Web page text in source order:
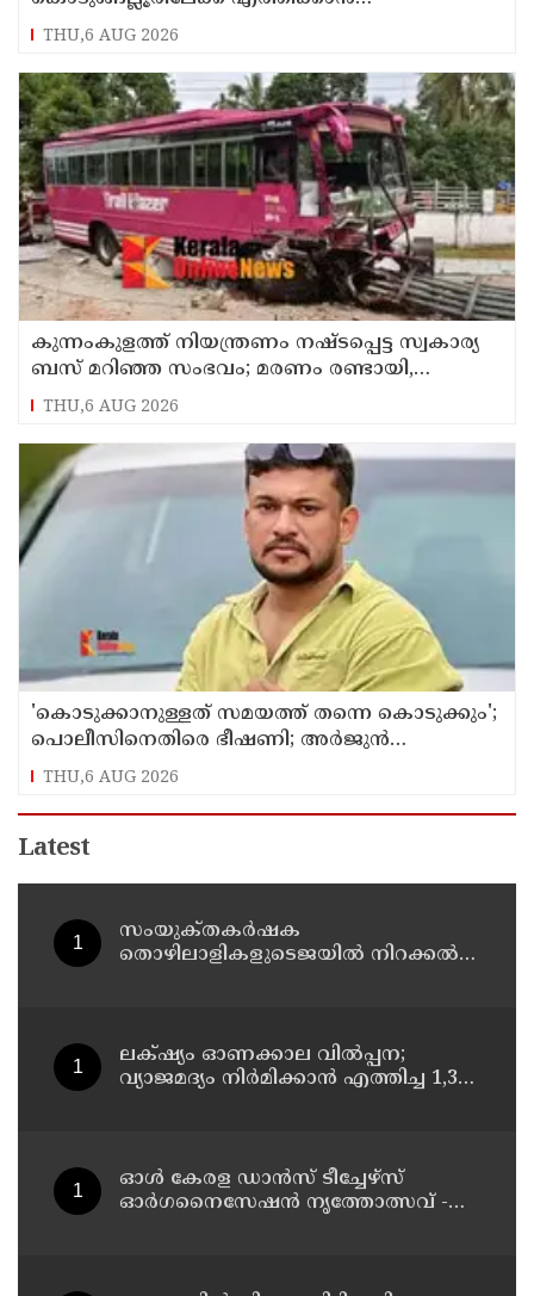
പദ്ധതിയിട്ടുവെന്ന് എക്സൈസ് ഡെപ്യൂട്ടി
കമ്മിഷണർ
THU,6 AUG 2026
കുന്നംകുളത്ത് നിയന്ത്രണം നഷ്ടപ്പെട്ട സ്വകാര്യ
ബസ് മറിഞ്ഞ സംഭവം; മരണം രണ്ടായി,
എട്ടുപേർക്ക് പരിക്ക്
THU,6 AUG 2026
'കൊടുക്കാനുള്ളത് സമയത്ത് തന്നെ കൊടുക്കും';
പൊലീസിനെതിരെ ഭീഷണി; അർജുൻ
ആയങ്കിക്കെതിരെ കേസെടുത്തു
THU,6 AUG 2026
Latest
സംയുക്‌തകർഷക
തൊഴിലാളികളുടെജയിൽ നിറക്കൽ
ലക്‌ഷ്യം ഓണക്കാല വിൽപ്പന;
വ്യാജമദ്യം നിർമിക്കാൻ എത്തിച്ച 1,350
ഓൾ കേരള ഡാൻസ് ടീച്ചേഴ്സ്
ഓർഗനൈസേഷൻ നൃത്തോത്സവ് -